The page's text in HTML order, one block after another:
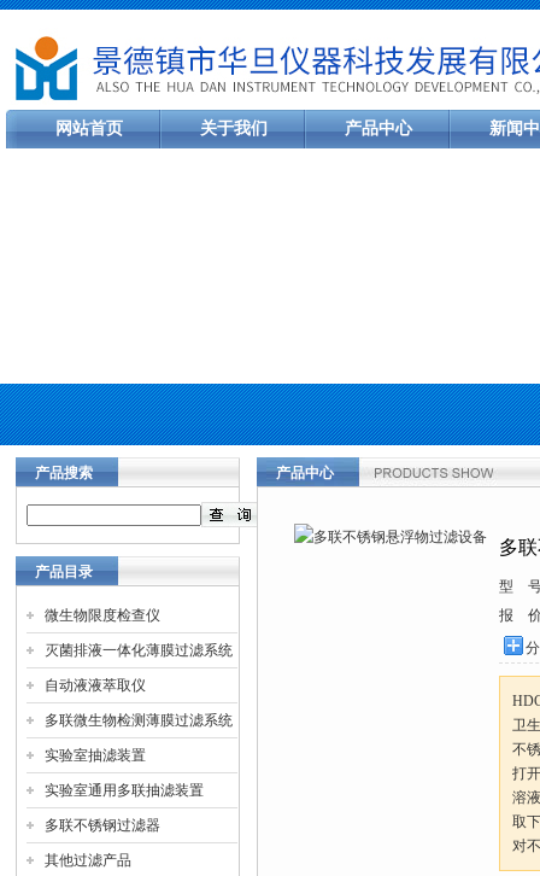
网站首页 关于我们 产品中心 新闻
产品搜索
产品目录
微生物限度检查仪
灭菌排液一体化薄膜过滤系统
自动液液萃取仪
多联微生物检测薄膜过滤系统
实验室抽滤装置
实验室通用多联抽滤装置
多联不锈钢过滤器
其他过滤产品
产品中心
多
型
报
卫
不
打
溶
取
对